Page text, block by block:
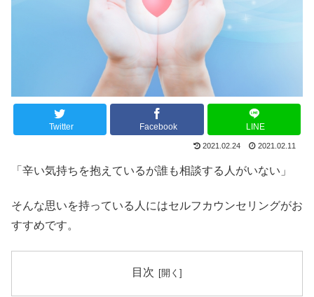
Twitter Facebook LINE
2021.02.24 2021.02.11
「辛い気持ちを抱えているが誰も相談する人がいない」
そんな思いを持っている人にはセルフカウンセリングがお
すすめです。
目次